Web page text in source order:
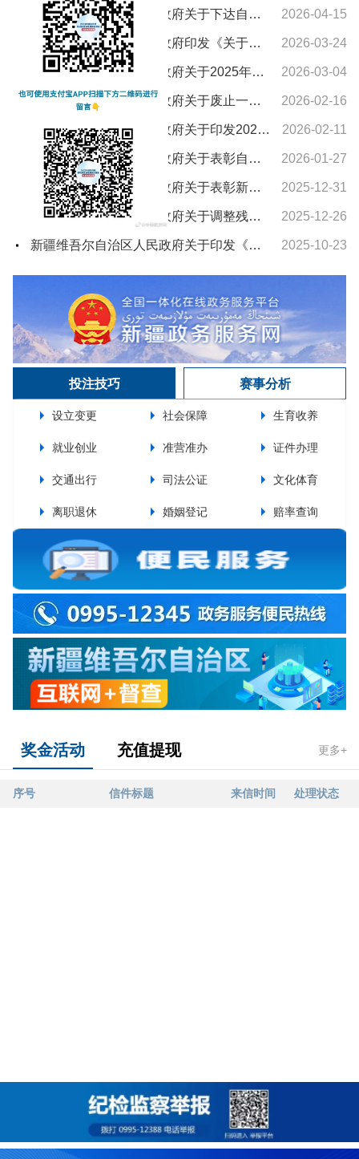
新疆维吾尔自治区人民政府关于下达自治区“十五五”期间年森林采伐限额的通知 2026-04-15
新疆维吾尔自治区人民政府印发《关于进一步支持养老服务发展十条措施》的通知 2026-03-24
新疆维吾尔自治区人民政府关于2025年新疆维吾尔自治区教学成果奖授奖的决定 2026-03-04
新疆维吾尔自治区人民政府关于废止一批自治区人民政府文件的通知 2026-02-16
新疆维吾尔自治区人民政府关于印发2026年自治区国民经济和社会发展计划及主要指标的通知 2026-02-11
新疆维吾尔自治区人民政府关于表彰自治区城市建设先进集体和先进个人的决定 2026-01-27
新疆维吾尔自治区人民政府关于表彰新疆维吾尔自治区农村水利工作先进集体和先进个人的决定 2025-12-31
新疆维吾尔自治区人民政府关于调整残疾、孤老人员和烈属所得减征个人所得税的通知 2025-12-26
新疆维吾尔自治区人民政府关于印发《新疆维吾尔自治区车船税实施办法》的通知 2025-10-23
投注技巧 赛事分析
设立变更 社会保障 生育收养
就业创业 准营准办 证件办理
交通出行 司法公证 文化体育
离职退休 婚姻登记 赔率查询
奖金活动 充值提现 更多+
序号 信件标题 来信时间 处理状态